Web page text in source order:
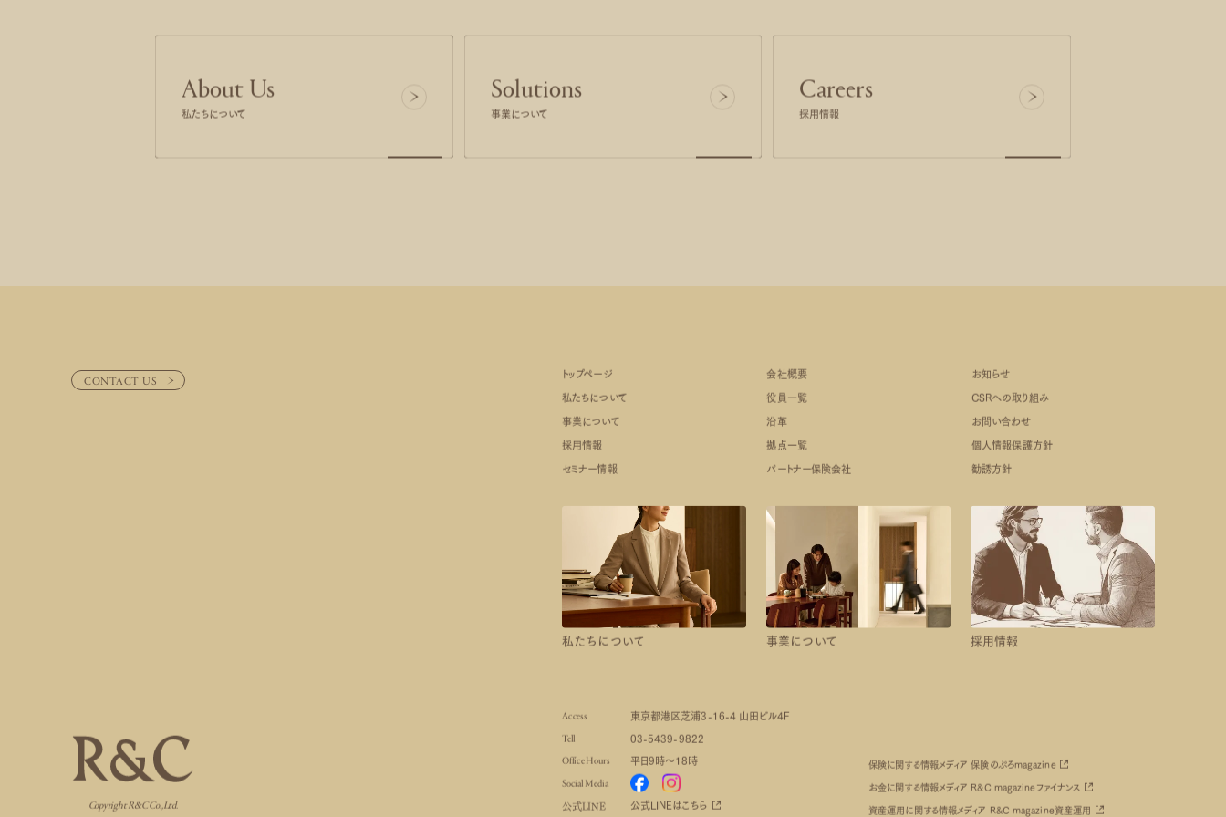
OUR PARTNER
OUR PARTNER
パートナー保険会社
OUR OFFICE
東京都港区芝浦3-16-4 山田ビル4F
03-5439-9822
About Us
私たちについて
Solutions
事業について
Careers
採用情報
CONTACT US
CONTACT US
Copyright R&C Co.,Ltd.
トップページ
私たちについて
事業について
採用情報
セミナー情報
会社概要
役員一覧
沿革
拠点一覧
パートナー保険会社
お知らせ
CSRへの取り組み
お問い合わせ
個人情報保護方針
勧誘方針
私たちについて 事業について 採用情報
Access 東京都港区芝浦3-16-4 山田ビル4F
Tell 03-5439-9822
Office Hours 平日9時～18時
Social Media
公式LINE
公式LINEはこちら
保険に関する情報メディア 保険のぷろmagazine
お金に関する情報メディア R&C magazineファイナンス
資産運用に関する情報メディア R&C magazine資産運用